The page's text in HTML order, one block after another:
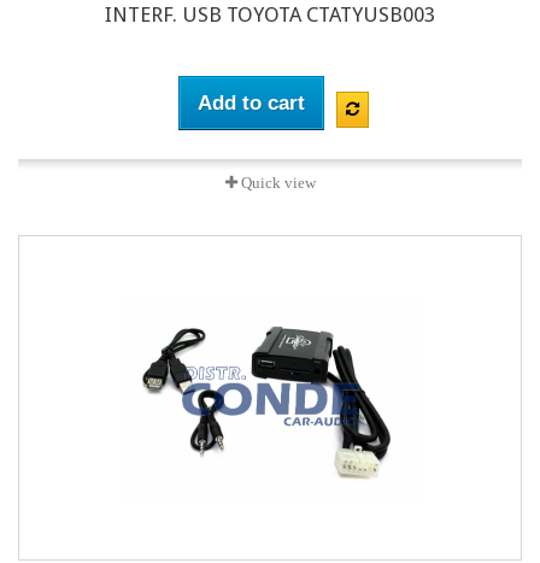
INTERF. USB TOYOTA CTATYUSB003
Add to cart
Quick view